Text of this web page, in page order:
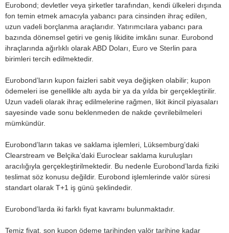
Eurobond; devletler veya şirketler tarafından, kendi ülkeleri dışında
fon temin etmek amacıyla yabancı para cinsinden ihraç edilen,
uzun vadeli borçlanma araçlarıdır. Yatırımcılara yabancı para
bazında dönemsel getiri ve geniş likidite imkânı sunar. Eurobond
ihraçlarında ağırlıklı olarak ABD Doları, Euro ve Sterlin para
birimleri tercih edilmektedir.
Eurobond’ların kupon faizleri sabit veya değişken olabilir; kupon
ödemeleri ise genellikle altı ayda bir ya da yılda bir gerçekleştirilir.
Uzun vadeli olarak ihraç edilmelerine rağmen, likit ikincil piyasaları
sayesinde vade sonu beklenmeden de nakde çevrilebilmeleri
mümkündür.
Eurobond’ların takas ve saklama işlemleri, Lüksemburg’daki
Clearstream ve Belçika’daki Euroclear saklama kuruluşları
aracılığıyla gerçekleştirilmektedir. Bu nedenle Eurobond’larda fiziki
teslimat söz konusu değildir. Eurobond işlemlerinde valör süresi
standart olarak T+1 iş günü şeklindedir.
Eurobond’larda iki farklı fiyat kavramı bulunmaktadır.
Temiz fiyat, son kupon ödeme tarihinden valör tarihine kadar